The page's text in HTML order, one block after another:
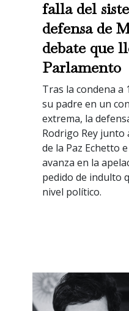
falla del
defensa de
debate que
Parlamento
Tras la condena a
su padre en un
extrema, la
Rodrigo Rey junto
de la Paz Echetto
avanza en la
pedido de indulto
nivel político.